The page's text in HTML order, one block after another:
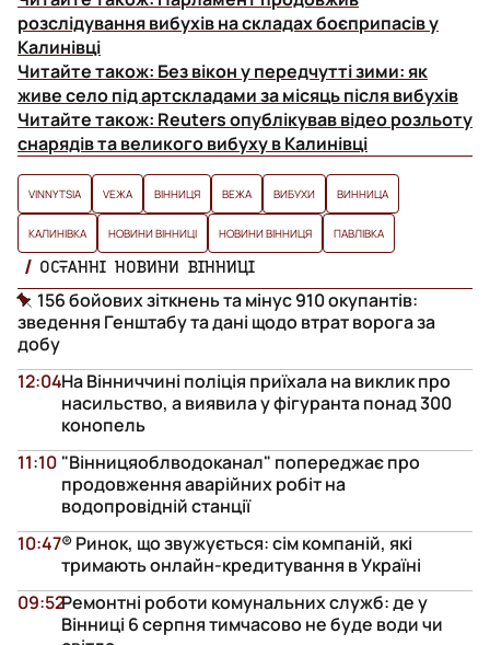
розслідування вибухів на складах боєприпасів у
Калинівці
Читайте також: Без вікон у передчутті зими: як
живе село під артскладами за місяць після вибухів
Читайте також: Reuters опублікував відео розльоту
снарядів та великого вибуху в Калинівці
VINNYTSIA VЕЖА ВІННИЦЯ ВЕЖА ВИБУХИ ВИННИЦА
КАЛИНІВКА НОВИНИ ВІННИЦІ НОВИНИ ВІННИЦЯ ПАВЛІВКА
ОСТАННІ НОВИНИ ВІННИЦІ
156 бойових зіткнень та мінус 910 окупантів:
зведення Генштабу та дані щодо втрат ворога за
добу
На Вінниччині поліція приїхала на виклик про
насильство, а виявила у фігуранта понад 300
конопель
12:04
"Вінницяоблводоканал" попереджає про
продовження аварійних робіт на
водопровідній станції
11:10
® Ринок, що звужується: сім компаній, які
тримають онлайн-кредитування в Україні
10:47
Ремонтні роботи комунальних служб: де у
Вінниці 6 серпня тимчасово не буде води чи
09:52